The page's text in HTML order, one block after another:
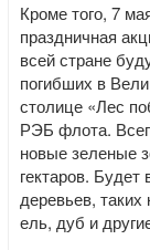
Кроме того, 7
праздничная
всей стране
погибших в
столице «Лес
РЭБ флота.
новые зеленые
гектаров.
деревьев,
ель, дуб и